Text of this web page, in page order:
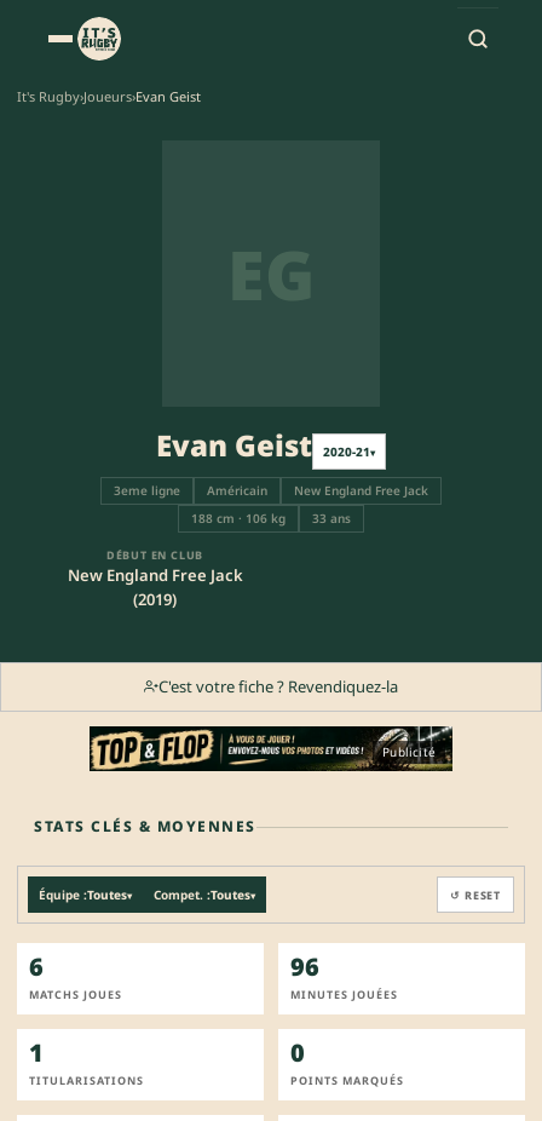
It's Rugby›Joueurs›Evan Geist
EG
Evan Geist 2020-21▾
3eme ligne Américain
New England Free Jack
188 cm · 106 kg
33 ans
DÉBUT EN CLUB
New England Free Jack
(2019)
C'est votre fiche ? Revendiquez-la
Publicité
STATS CLÉS & MOYENNES
Équipe :Toutes▾ Compet. :Toutes▾ ↺ RESET
6
MATCHS JOUES
96
MINUTES JOUÉES
1
TITULARISATIONS
0
POINTS MARQUÉS